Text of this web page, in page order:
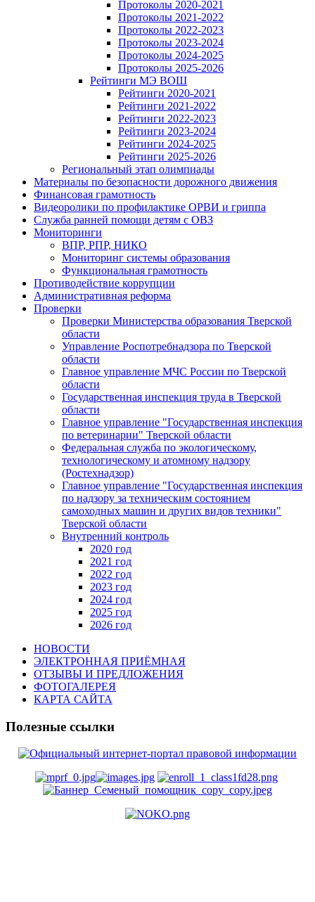
Протоколы 2020-2021
Протоколы 2021-2022
Протоколы 2022-2023
Протоколы 2023-2024
Протоколы 2024-2025
Протоколы 2025-2026
Рейтинги МЭ ВОШ
Рейтинги 2020-2021
Рейтинги 2021-2022
Рейтинги 2022-2023
Рейтинги 2023-2024
Рейтинги 2024-2025
Рейтинги 2025-2026
Региональный этап олимпиады
Материалы по безопасности дорожного движения
Финансовая грамотность
Видеоролики по профилактике ОРВИ и гриппа
Служба ранней помощи детям с ОВЗ
Мониторинги
ВПР, РПР, НИКО
Мониторинг системы образования
Функциональная грамотность
Противодействие коррупции
Административная реформа
Проверки
Проверки Министерства образования Тверской
области
Управление Роспотребнадзора по Тверской
области
Главное управление МЧС России по Тверской
области
Государственная инспекция труда в Тверской
области
Главное управление "Государственная инспекция
по ветеринарии" Тверской области
Федеральная служба по экологическому,
технологическому и атомному надзору
(Ростехнадзор)
Главное управление "Государственная инспекция
по надзору за техническим состоянием
самоходных машин и других видов техники"
Тверской области
Внутренний контроль
2020 год
2021 год
2022 год
2023 год
2024 год
2025 год
2026 год
НОВОСТИ
ЭЛЕКТРОННАЯ ПРИЁМНАЯ
ОТЗЫВЫ И ПРЕДЛОЖЕНИЯ
ФОТОГАЛЕРЕЯ
КАРТА САЙТА
Полезные ссылки